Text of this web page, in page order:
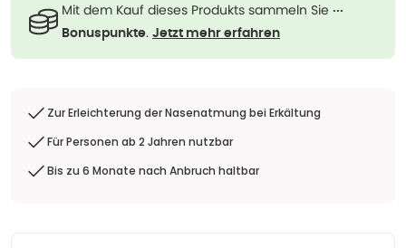
Mit dem Kauf dieses Produkts sammeln Sie ···
Bonuspunkte. Jetzt mehr erfahren
Zur Erleichterung der Nasenatmung bei Erkältung
Für Personen ab 2 Jahren nutzbar
Bis zu 6 Monate nach Anbruch haltbar